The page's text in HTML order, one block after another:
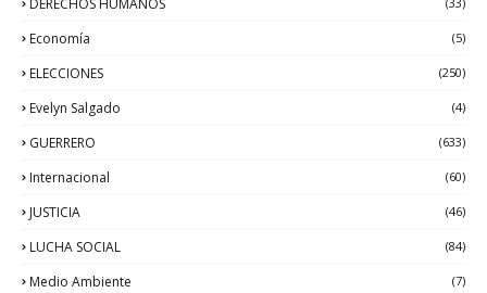
Economía (5)
ELECCIONES (250)
Evelyn Salgado (4)
GUERRERO (633)
Internacional (60)
JUSTICIA (46)
LUCHA SOCIAL (84)
Medio Ambiente (7)